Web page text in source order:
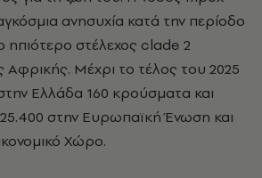
ανησυχία κατά την περίοδο
ηπιότερο στέλεχος clade 2
Αφρικής. Μέχρι το τέλος του 2025
Ελλάδα 160 κρούσματα και
στην Ευρωπαϊκή Ένωση και
Χώρο.